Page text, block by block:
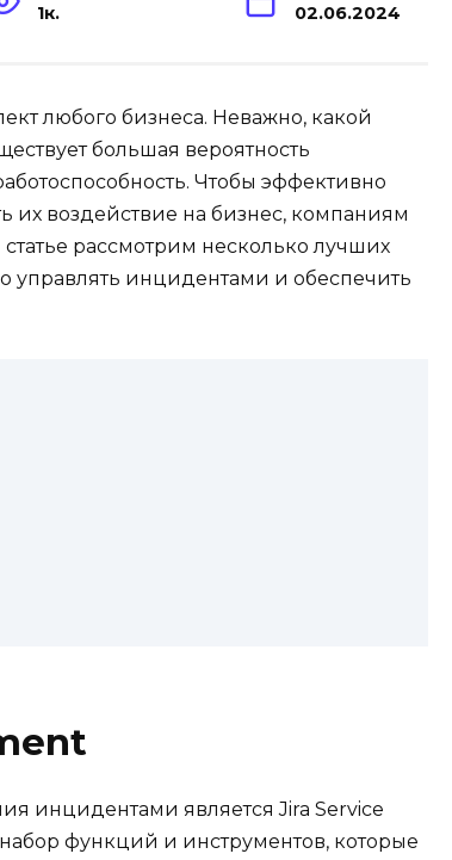
1к. 02.06.2024
любого бизнеса. Неважно, какой
большая вероятность
Чтобы эффективно
воздействие на бизнес, компаниям
рассмотрим несколько лучших
управлять инцидентами и обеспечить
инцидентами является Jira Service
функций и инструментов, которые